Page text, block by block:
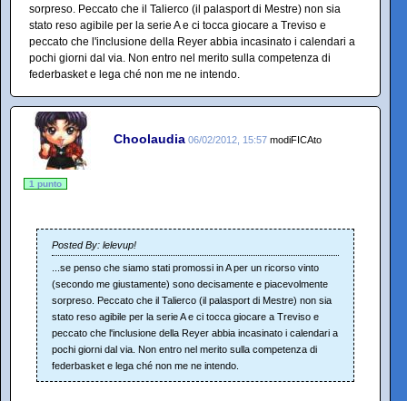
sorpreso. Peccato che il Talierco (il palasport di Mestre) non sia
stato reso agibile per la serie A e ci tocca giocare a Treviso e
peccato che l'inclusione della Reyer abbia incasinato i calendari a
pochi giorni dal via. Non entro nel merito sulla competenza di
federbasket e lega ché non me ne intendo.
Choolaudia 06/02/2012, 15:57 modiFICAto
1 punto
Posted By: lelevup!
...se penso che siamo stati promossi in A per un ricorso vinto
(secondo me giustamente) sono decisamente e piacevolmente
sorpreso. Peccato che il Talierco (il palasport di Mestre) non sia
stato reso agibile per la serie A e ci tocca giocare a Treviso e
peccato che l'inclusione della Reyer abbia incasinato i calendari a
pochi giorni dal via. Non entro nel merito sulla competenza di
federbasket e lega ché non me ne intendo.